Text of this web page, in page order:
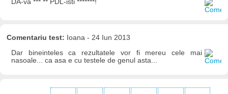
DA-va *** ** PDL-isti *******!
Comentariu test: Ioana - 24 Iun 2013
Dar bineinteles ca rezultatele vor fi mereu cele mai
nasoale... ca asa e cu testele de genul asta...